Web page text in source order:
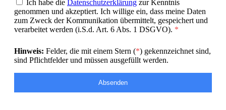
Ich habe die Datenschutzerklärung zur Kenntnis
genommen und akzeptiert. Ich willige ein, dass meine Daten
zum Zweck der Kommunikation übermittelt, gespeichert und
verarbeitet werden (i.S.d. Art. 6 Abs. 1 DSGVO). *
Hinweis: Felder, die mit einem Stern (*) gekennzeichnet sind,
sind Pflichtfelder und müssen ausgefüllt werden.
Absenden